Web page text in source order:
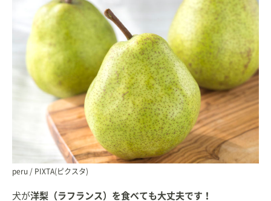
peru / PIXTA(ピクスタ)
犬が洋梨（ラフランス）を食べても大丈夫です！